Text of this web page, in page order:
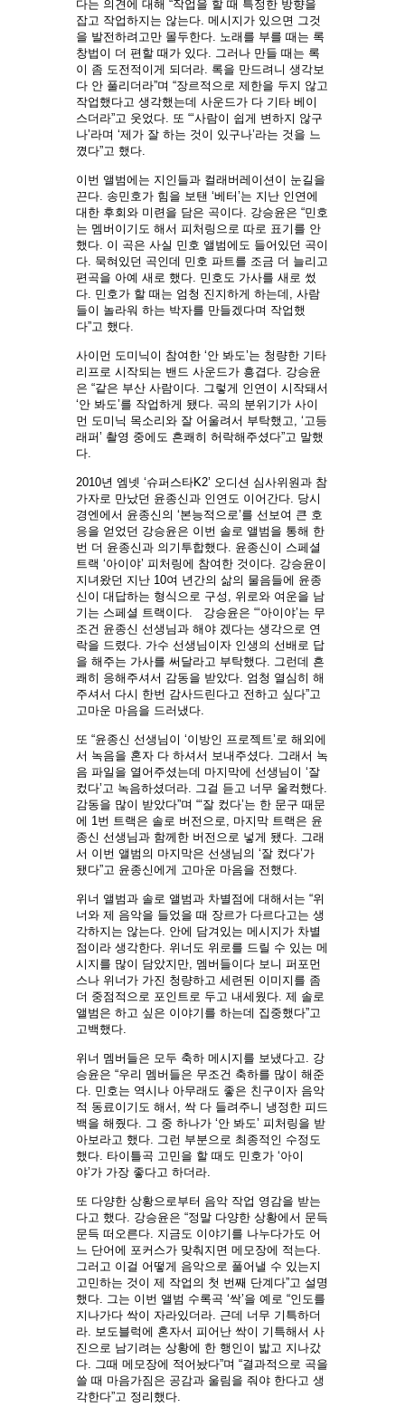
다는 의견에 대해 “작업을 할 때 특정한 방향을
잡고 작업하지는 않는다. 메시지가 있으면 그것
을 발전하려고만 몰두한다. 노래를 부를 때는 록
창법이 더 편할 때가 있다. 그러나 만들 때는 록
이 좀 도전적이게 되더라. 록을 만드려니 생각보
다 안 풀리더라”며 “장르적으로 제한을 두지 않고
작업했다고 생각했는데 사운드가 다 기타 베이
스더라”고 웃었다. 또 “‘사람이 쉽게 변하지 않구
나’라며 ‘제가 잘 하는 것이 있구나’라는 것을 느
꼈다”고 했다.
이번 앨범에는 지인들과 컬래버레이션이 눈길을
끈다. 송민호가 힘을 보탠 ‘베터’는 지난 인연에
대한 후회와 미련을 담은 곡이다. 강승윤은 “민호
는 멤버이기도 해서 피처링으로 따로 표기를 안
했다. 이 곡은 사실 민호 앨범에도 들어있던 곡이
다. 묵혀있던 곡인데 민호 파트를 조금 더 늘리고
편곡을 아예 새로 했다. 민호도 가사를 새로 썼
다. 민호가 할 때는 엄청 진지하게 하는데, 사람
들이 놀라워 하는 박자를 만들겠다며 작업했
다”고 했다.
사이먼 도미닉이 참여한 ‘안 봐도’는 청량한 기타
리프로 시작되는 밴드 사운드가 흥겹다. 강승윤
은 “같은 부산 사람이다. 그렇게 인연이 시작돼서
‘안 봐도’를 작업하게 됐다. 곡의 분위기가 사이
먼 도미닉 목소리와 잘 어울려서 부탁했고, ‘고등
래퍼’ 촬영 중에도 흔쾌히 허락해주셨다”고 말했
다.
2010년 엠넷 ‘슈퍼스타K2’ 오디션 심사위원과 참
가자로 만났던 윤종신과 인연도 이어간다. 당시
경엔에서 윤종신의 ‘본능적으로’를 선보여 큰 호
응을 얻었던 강승윤은 이번 솔로 앨범을 통해 한
번 더 윤종신과 의기투합했다. 윤종신이 스페셜
트랙 ‘아이야’ 피처링에 참여한 것이다. 강승윤이
지녀왔던 지난 10여 년간의 삶의 물음들에 윤종
신이 대답하는 형식으로 구성, 위로와 여운을 남
기는 스페셜 트랙이다. 강승윤은 “‘아이야’는 무
조건 윤종신 선생님과 해야 겠다는 생각으로 연
락을 드렸다. 가수 선생님이자 인생의 선배로 답
을 해주는 가사를 써달라고 부탁했다. 그런데 흔
쾌히 응해주셔서 감동을 받았다. 엄청 열심히 해
주셔서 다시 한번 감사드린다고 전하고 싶다”고
고마운 마음을 드러냈다.
또 “윤종신 선생님이 ‘이방인 프로젝트’로 해외에
서 녹음을 혼자 다 하셔서 보내주셨다. 그래서 녹
음 파일을 열어주셨는데 마지막에 선생님이 ‘잘
컸다’고 녹음하셨더라. 그걸 듣고 너무 울컥했다.
감동을 많이 받았다”며 “‘잘 컸다’는 한 문구 때문
에 1번 트랙은 솔로 버전으로, 마지막 트랙은 윤
종신 선생님과 함께한 버전으로 넣게 됐다. 그래
서 이번 앨범의 마지막은 선생님의 ‘잘 컸다’가
됐다”고 윤종신에게 고마운 마음을 전했다.
위너 앨범과 솔로 앨범과 차별점에 대해서는 “위
너와 제 음악을 들었을 때 장르가 다르다고는 생
각하지는 않는다. 안에 담겨있는 메시지가 차별
점이라 생각한다. 위너도 위로를 드릴 수 있는 메
시지를 많이 담았지만, 멤버들이다 보니 퍼포먼
스나 위너가 가진 청량하고 세련된 이미지를 좀
더 중점적으로 포인트로 두고 내세웠다. 제 솔로
앨범은 하고 싶은 이야기를 하는데 집중했다”고
고백했다.
위너 멤버들은 모두 축하 메시지를 보냈다고. 강
승윤은 “우리 멤버들은 무조건 축하를 많이 해준
다. 민호는 역시나 아무래도 좋은 친구이자 음악
적 동료이기도 해서, 싹 다 들려주니 냉정한 피드
백을 해줬다. 그 중 하나가 ‘안 봐도’ 피처링을 받
아보라고 했다. 그런 부분으로 최종적인 수정도
했다. 타이틀곡 고민을 할 때도 민호가 ‘아이
야’가 가장 좋다고 하더라.
또 다양한 상황으로부터 음악 작업 영감을 받는
다고 했다. 강승윤은 “정말 다양한 상황에서 문득
문득 떠오른다. 지금도 이야기를 나누다가도 어
느 단어에 포커스가 맞춰지면 메모장에 적는다.
그러고 이걸 어떻게 음악으로 풀어낼 수 있는지
고민하는 것이 제 작업의 첫 번째 단계다”고 설명
했다. 그는 이번 앨범 수록곡 ‘싹’을 예로 “인도를
지나가다 싹이 자라있더라. 근데 너무 기특하더
라. 보도블럭에 혼자서 피어난 싹이 기특해서 사
진으로 남기려는 상황에 한 행인이 밟고 지나갔
다. 그때 메모장에 적어놨다”며 “결과적으로 곡을
쓸 때 마음가짐은 공감과 울림을 줘야 한다고 생
각한다”고 정리했다.